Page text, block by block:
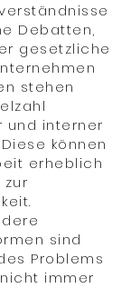
Debatten,
gesetzliche
stehen
interner
können
erheblich
sind
Problems
immer